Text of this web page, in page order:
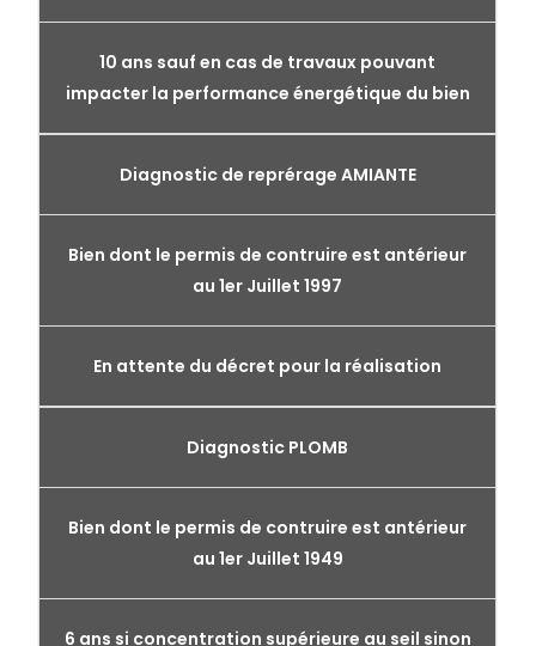
10 ans sauf en cas de travaux pouvant
impacter la performance énergétique du bien
Diagnostic de reprérage AMIANTE
Bien dont le permis de contruire est antérieur
au 1er Juillet 1997
En attente du décret pour la réalisation
Diagnostic PLOMB
Bien dont le permis de contruire est antérieur
au 1er Juillet 1949
6 ans si concentration supérieure au seil sinon